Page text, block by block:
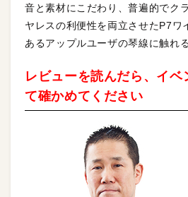
音と素材にこだわり、普遍的でク
ヤレスの利便性を両立させたP7ワ
あるアップルユーザの琴線に触れ
レビューを読んだら、イベ
て確かめてください